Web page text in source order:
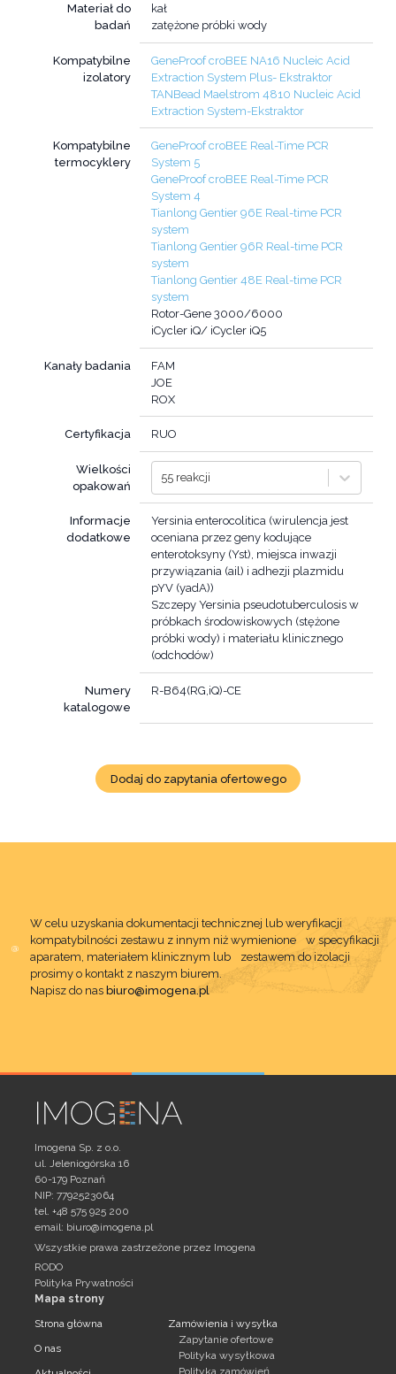
Materiał do
badań
kał
zatężone próbki wody
Kompatybilne
izolatory
GeneProof croBEE NA16 Nucleic Acid
Extraction System Plus- Ekstraktor
TANBead Maelstrom 4810 Nucleic Acid
Extraction System-Ekstraktor
Kompatybilne
termocyklery
GeneProof croBEE Real-Time PCR
System 5
GeneProof croBEE Real-Time PCR
System 4
Tianlong Gentier 96E Real-time PCR
system
Tianlong Gentier 96R Real-time PCR
system
Tianlong Gentier 48E Real-time PCR
system
Rotor-Gene 3000/6000
iCycler iQ/ iCycler iQ5
Kanały badania
FAM
JOE
ROX
Certyfikacja RUO
Wielkości
opakowań
55 reakcji
Informacje
dodatkowe
Yersinia enterocolitica (wirulencja jest
oceniana przez geny kodujące
enterotoksyny (Yst), miejsca inwazji
przywiązania (ail) i adhezji plazmidu
pYV (yadA))
Szczepy Yersinia pseudotuberculosis w
próbkach środowiskowych (stężone
próbki wody) i materiału klinicznego
(odchodów)
Numery
katalogowe
R-B64(RG,iQ)-CE
Dodaj do zapytania ofertowego
W celu uzyskania dokumentacji technicznej lub weryfikacji
kompatybilności zestawu z innym niż wymienione w specyfikacji
aparatem, materiałem klinicznym lub zestawem do izolacji
prosimy o kontakt z naszym biurem.
Napisz do nas biuro@imogena.pl
Imogena Sp. z o.o.
ul. Jeleniogórska 16
60-179 Poznań
NIP: 7792523064
tel. +48 575 925 200
email: biuro@imogena.pl
Wszystkie prawa zastrzeżone przez Imogena
RODO
Polityka Prywatności
Mapa strony
Strona główna
O nas
Zamówienia i wysyłka
Zapytanie ofertowe
Polityka wysyłkowa
Polityka zamówień